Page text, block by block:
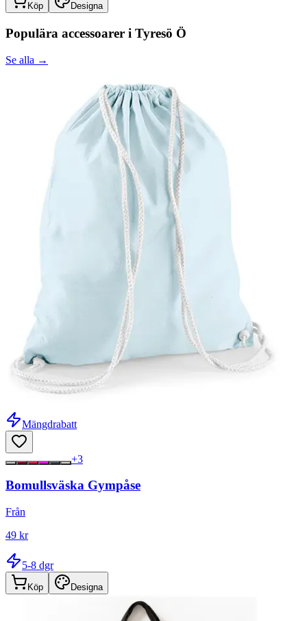
Köp Designa
Populära accessoarer i Tyresö Ö
Se alla →
Mängdrabatt
+3
Bomullsväska Gympåse
Från
49 kr
5-8 dgr
Köp Designa